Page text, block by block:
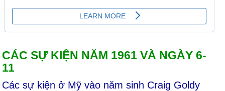
CÁC SỰ KIỆN NĂM 1961 VÀ NGÀY 6-
11
Các sự kiện ở Mỹ vào năm sinh Craig Goldy